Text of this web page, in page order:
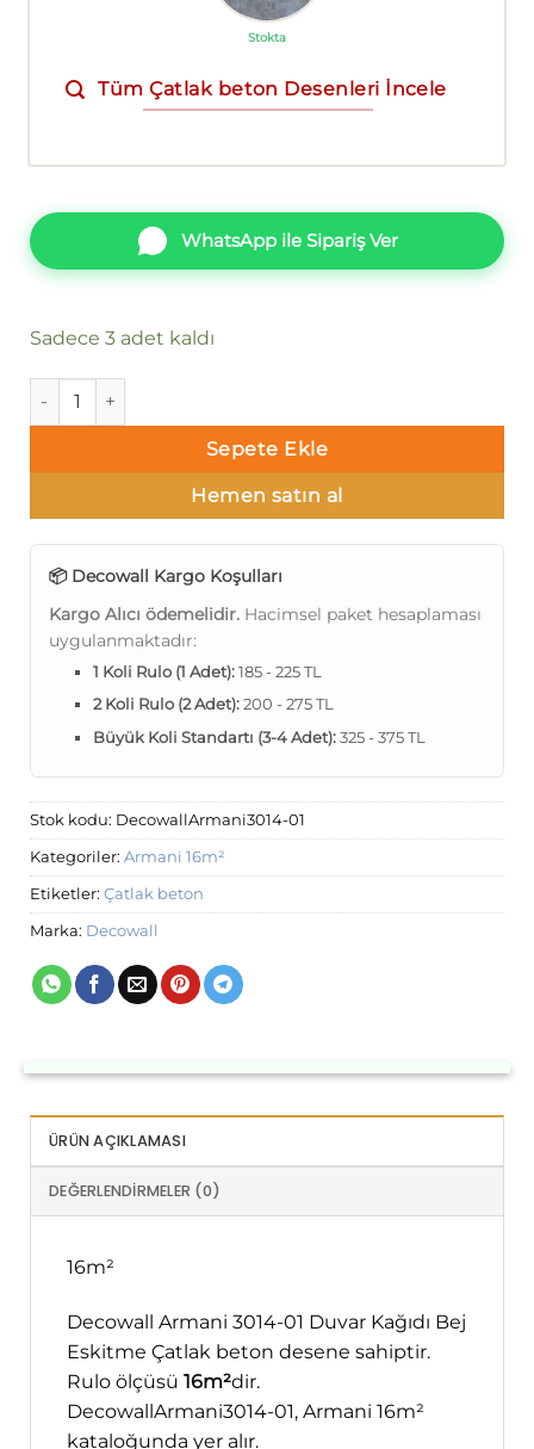
Stokta
Tüm Çatlak beton Desenleri İncele
WhatsApp ile Sipariş Ver
Sadece 3 adet kaldı
Decowall Armani 3014-01 Duvar Kağıdı Bej Eskitme adet
Sepete Ekle
Hemen satın al
📦 Decowall Kargo Koşulları
Kargo Alıcı ödemelidir. Hacimsel paket hesaplaması
uygulanmaktadır:
1 Koli Rulo (1 Adet):185 - 225 TL
2 Koli Rulo (2 Adet):200 - 275 TL
Büyük Koli Standartı (3-4 Adet):325 - 375 TL
Stok kodu: DecowallArmani3014-01
Kategoriler: Armani 16m²
Etiketler: Çatlak beton
Marka: Decowall
ÜRÜN AÇIKLAMASI
DEĞERLENDIRMELER (0)
16m²
Decowall Armani 3014-01 Duvar Kağıdı Bej
Eskitme Çatlak beton desene sahiptir.
Rulo ölçüsü 16m²dir.
DecowallArmani3014-01, Armani 16m²
kataloğunda yer alır.